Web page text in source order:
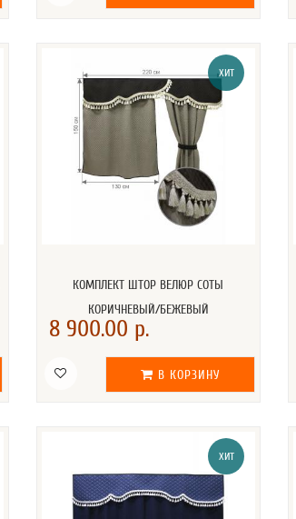
ХИТ
КОМПЛЕКТ ШТОР ВЕЛЮР СОТЫ
КОРИЧНЕВЫЙ/БЕЖЕВЫЙ
8 900.00 р.
В КОРЗИНУ
ХИТ